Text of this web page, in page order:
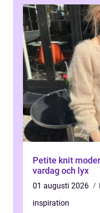
Petite knit moderna stickmönster för
vardag och lyx
01 augusti 2026
inspiration